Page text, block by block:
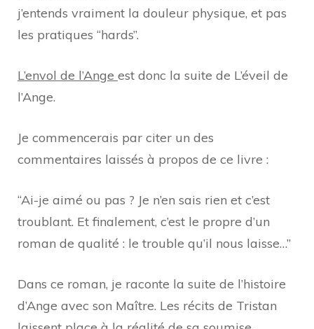
j’entends vraiment la douleur physique, et pas
les pratiques “hards”.
L’envol de l’Ange est donc la suite de L’éveil de
l’Ange.
Je commencerais par citer un des
commentaires laissés à propos de ce livre :
“Ai-je aimé ou pas ? Je n’en sais rien et c’est
troublant. Et finalement, c’est le propre d’un
roman de qualité : le trouble qu’il nous laisse…”
Dans ce roman, je raconte la suite de l’histoire
d’Ange avec son Maître. Les récits de Tristan